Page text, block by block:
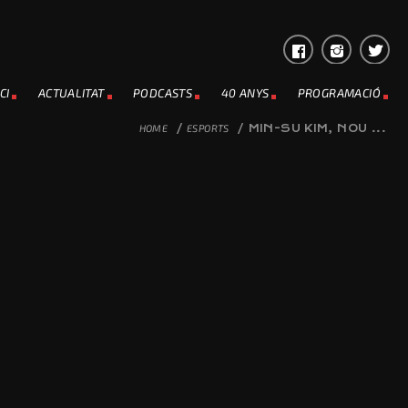
ACTUALITAT PODCASTS 40 ANYS PROGRAMACIÓ
HOME / ESPORTS / MIN-SU KIM, NOU ...